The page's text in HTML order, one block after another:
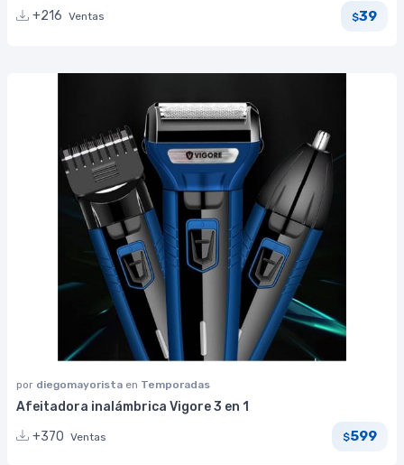
+216 Ventas $39
por diegomayorista en Temporadas
Afeitadora inalámbrica Vigore 3 en 1
+370 Ventas $599